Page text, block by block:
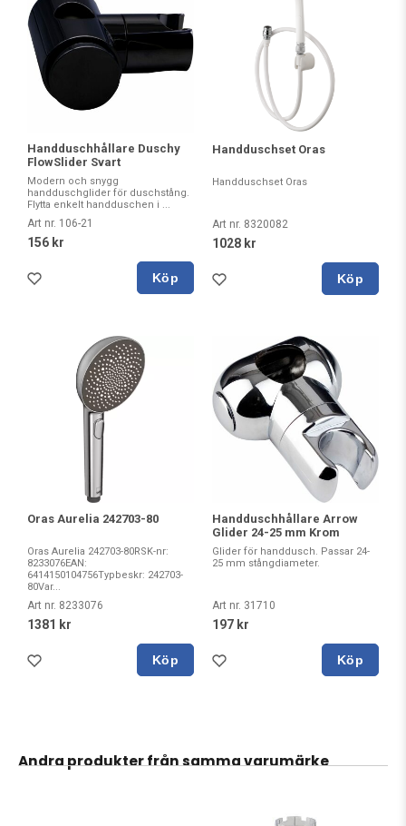
Handduschhållare Duschy
FlowSlider Svart
Modern och snygg
handduschglider för duschstång.
Flytta enkelt handduschen i ...
Art nr. 106-21
156 kr
Köp
Handduschset Oras
Handduschset Oras
Art nr. 8320082
1028 kr
Köp
Oras Aurelia 242703-80
Oras Aurelia 242703-80RSK-nr:
8233076EAN:
6414150104756Typbeskr: 242703-
80Var...
Art nr. 8233076
1381 kr
Köp
Handduschhållare Arrow
Glider 24-25 mm Krom
Glider för handdusch. Passar 24-
25 mm stångdiameter.
Art nr. 31710
197 kr
Köp
Andra produkter från samma varumärke